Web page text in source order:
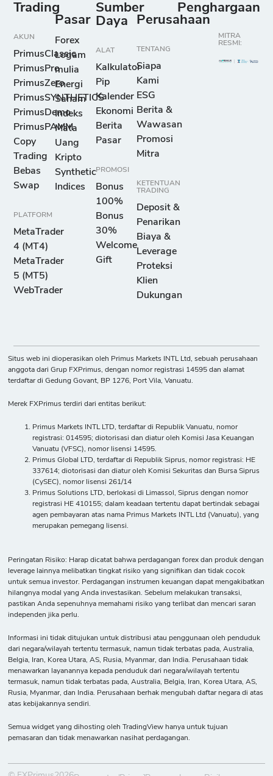
Trading
AKUN
PrimusClassic
PrimusPro
PrimusZero
PrimusSYNTHETICS
PrimusDemo
PrimusPAMM
Copy
Trading
Bebas
Swap
PLATFORM
MetaTrader
4 (MT4)
MetaTrader
5 (MT5)
WebTrader
Pasar
Forex
Logam
mulia
Energi
Saham
Indeks
Mata
Uang
Kripto
Synthetic
Indices
Sumber
Daya
ALAT
Kalkulator
Pip
Kalender
Ekonomi
Berita
Pasar
PROMOSI
Bonus
100%
Bonus
30%
Welcome
Gift
Perusahaan
TENTANG
Siapa
Kami
ESG
Berita &
Wawasan
Promosi
Mitra
KETENTUAN
TRADING
Deposit &
Penarikan
Biaya &
Leverage
Proteksi
Klien
Dukungan
Penghargaan
MITRA
RESMI:
Situs web ini dioperasikan oleh Primus Markets INTL Ltd, sebuah perusahaan
anggota dari Grup FXPrimus, dengan nomor registrasi 14595 dan alamat
terdaftar di Gedung Govant, BP 1276, Port Vila, Vanuatu.
Merek FXPrimus terdiri dari entitas berikut:
Primus Markets INTL LTD, terdaftar di Republik Vanuatu, nomor
registrasi: 014595; diotorisasi dan diatur oleh Komisi Jasa Keuangan
Vanuatu (VFSC), nomor lisensi 14595.
Primus Global LTD, terdaftar di Republik Siprus, nomor registrasi: HE
337614; diotorisasi dan diatur oleh Komisi Sekuritas dan Bursa Siprus
(CySEC), nomor lisensi 261/14
Primus Solutions LTD, berlokasi di Limassol, Siprus dengan nomor
registrasi HE 410155; dalam keadaan tertentu dapat bertindak sebagai
agen pembayaran atas nama Primus Markets INTL Ltd (Vanuatu), yang
merupakan pemegang lisensi.
Peringatan Risiko: Harap dicatat bahwa perdagangan forex dan produk dengan
leverage lainnya melibatkan tingkat risiko yang signifikan dan tidak cocok
untuk semua investor. Perdagangan instrumen keuangan dapat mengakibatkan
hilangnya modal yang Anda investasikan. Sebelum melakukan transaksi,
pastikan Anda sepenuhnya memahami risiko yang terlibat dan mencari saran
independen jika perlu.
Informasi ini tidak ditujukan untuk distribusi atau penggunaan oleh penduduk
dari negara/wilayah tertentu termasuk, namun tidak terbatas pada, Australia,
Belgia, Iran, Korea Utara, AS, Rusia, Myanmar, dan India. Perusahaan tidak
menawarkan layanannya kepada penduduk dari negara/wilayah tertentu
termasuk, namun tidak terbatas pada, Australia, Belgia, Iran, Korea Utara, AS,
Rusia, Myanmar, dan India. Perusahaan berhak mengubah daftar negara di atas
atas kebijakannya sendiri.
Semua widget yang dihosting oleh TradingView hanya untuk tujuan
pemasaran dan tidak menawarkan nasihat perdagangan.